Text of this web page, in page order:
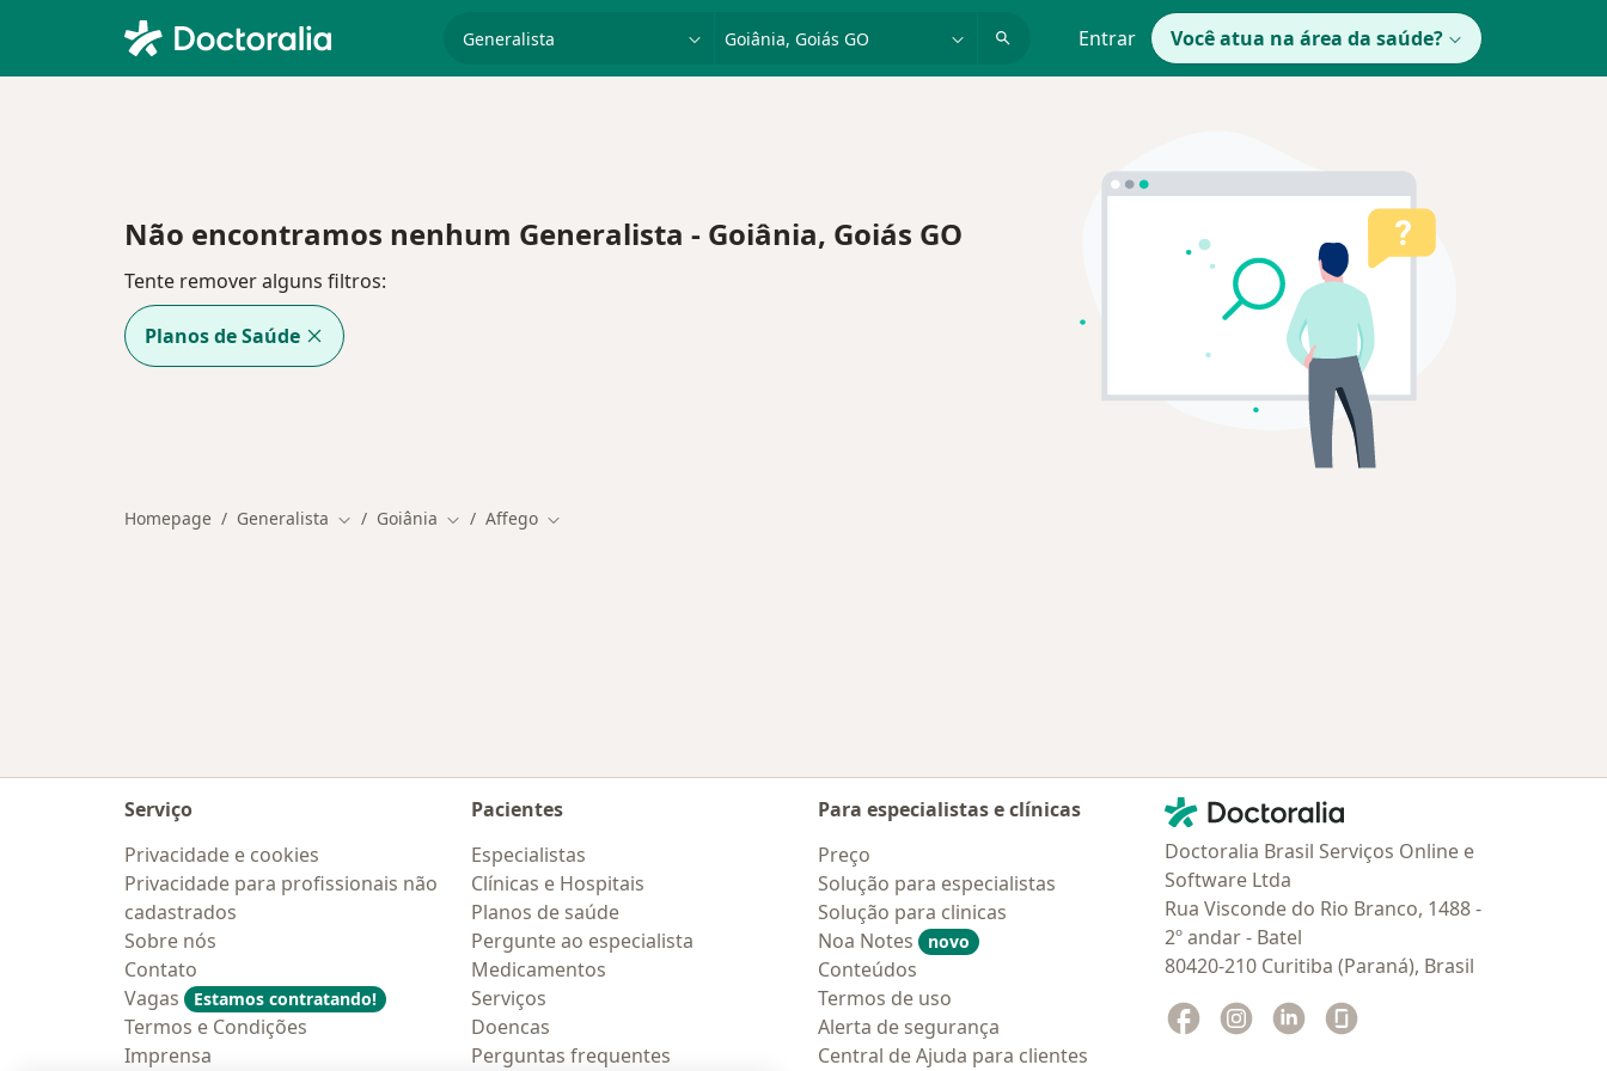
cidade ou região Entrar Você atua na área da saúde?
Não encontramos nenhum Generalista - Goiânia, Goiás GO
Tente remover alguns filtros:
Planos de Saúde
Homepage Generalista Mudar de cidade
Goiânia Mudar de cidade
Affego Mudar de cidade
Serviço
Privacidade e cookies
Privacidade para profissionais não
cadastrados
Sobre nós
Contato
Vagas
Estamos contratando!
Termos e Condições
Imprensa
Pacientes
Especialistas
Clínicas e Hospitais
Planos de saúde
Pergunte ao especialista
Medicamentos
Serviços
Doencas
Perguntas frequentes
Para especialistas e clínicas
Preço
Solução para especialistas
Solução para clinicas
Noa Notes
novo
Conteúdos
Termos de uso
Alerta de segurança
Central de Ajuda para clientes
Contato
Doctoralia - Homepage
Doctoralia Brasil Serviços Online e
Software Ltda
Rua Visconde do Rio Branco, 1488 -
2º andar - Batel
80420-210 Curitiba (Paraná), Brasil
Facebook
abre num novo separador
Instagram
abre num novo separador
Linkedin
abre num novo separador